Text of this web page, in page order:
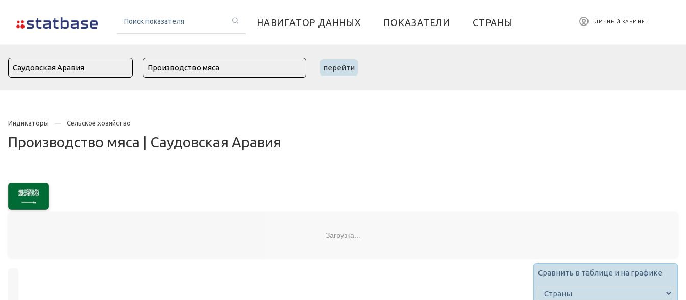
НАВИГАТОР ДАННЫХ ПОКАЗАТЕЛИ СТРАНЫ ЛИЧНЫЙ КАБИНЕТ
перейти
Индикаторы Сельское хозяйство
Производство мяса | Саудовская Аравия
Загрузка...
Сравнить в таблице и на графике